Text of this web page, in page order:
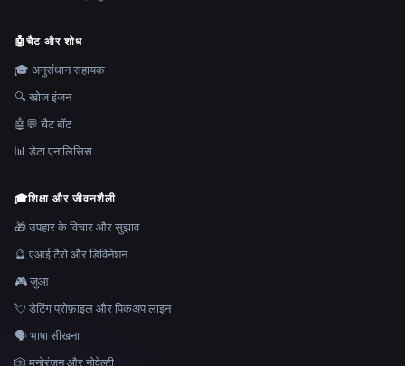
🤖चैट और शोध
🎓 अनुसंधान सहायक
🔍 खोज इंजन
🤖💬 चैट बॉट
📊 डेटा एनालिसिस
🎓शिक्षा और जीवनशैली
🎁 उपहार के विचार और सुझाव
🔮 एआई टैरो और डिविनेशन
🎮 जुआ
💘 डेटिंग प्रोफ़ाइल और पिकअप लाइन
🗣️ भाषा सीखना
🎲 मनोरंजन और नोवेल्टी